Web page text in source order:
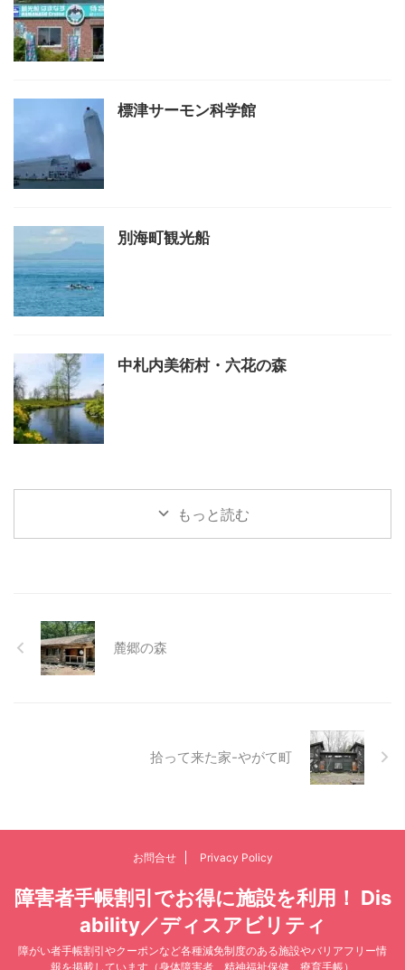
標津サーモン科学館
別海町観光船
中札内美術村・六花の森
もっと読む
麓郷の森
拾って来た家-やがて町
お問合せ Privacy Policy
障害者手帳割引でお得に施設を利用！ Dis
ability／ディスアビリティ
障がい者手帳割引やクーポンなど各種減免制度のある施設やバリアフリー情
報を掲載しています（身体障害者、精神福祉保健、療育手帳）